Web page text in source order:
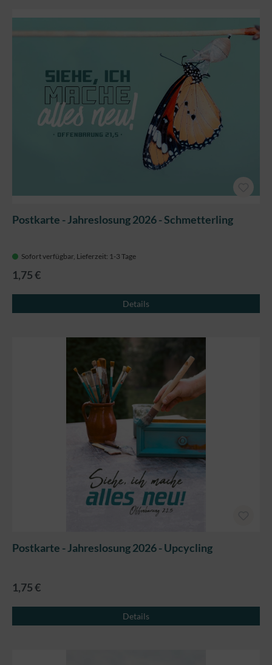
Postkarte - Jahreslosung 2026 - Schmetterling
Sofort verfügbar, Lieferzeit: 1-3 Tage
1,75 €
Details
Postkarte - Jahreslosung 2026 - Upcycling
1,75 €
Details